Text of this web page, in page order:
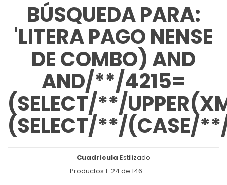
BÚSQUEDA PARA:
'LITERA PAGO NENSE
DE COMBO) AND
AND/**/4215=
(SELECT/**/
(SELECT/**/(CASE/
Ver
como
Cuadrícula Estilizado
Productos 1-24 de 146